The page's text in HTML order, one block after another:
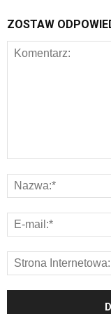
ZOSTAW